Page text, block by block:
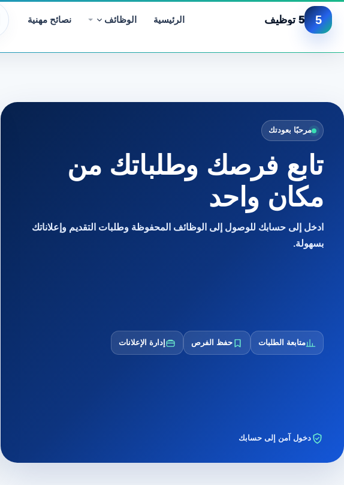
5 5 توظيف الرئيسية الوظائف نصائح مهنية
مرحبًا بعودتك
تابع فرصك وطلباتك من
مكان واحد
ادخل إلى حسابك للوصول إلى الوظائف المحفوظة وطلبات التقديم وإعلاناتك
بسهولة.
متابعة الطلبات حفظ الفرص إدارة الإعلانات
دخول آمن إلى حسابك